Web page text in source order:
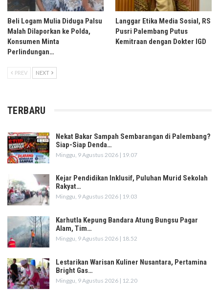
Beli Logam Mulia Diduga Palsu
Malah Dilaporkan ke Polda,
Konsumen Minta
Perlindungan…
Langgar Etika Media Sosial, RS
Pusri Palembang Putus
Kemitraan dengan Dokter IGD
PREV NEXT
TERBARU
Nekat Bakar Sampah Sembarangan di Palembang?
Siap-Siap Denda…
Minggu, 9 Agustus 2026 | 19.07
Kejar Pendidikan Inklusif, Puluhan Murid Sekolah
Rakyat…
Minggu, 9 Agustus 2026 | 19.03
Karhutla Kepung Bandara Atung Bungsu Pagar
Alam, Tim…
Minggu, 9 Agustus 2026 | 18.52
Lestarikan Warisan Kuliner Nusantara, Pertamina
Bright Gas…
Minggu, 9 Agustus 2026 | 12.20